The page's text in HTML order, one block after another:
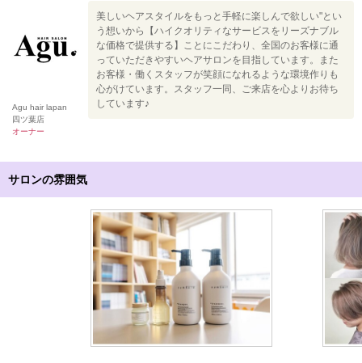
Agu hair lapan
四ツ葉店
オーナー
美しいヘアスタイルをもっと手軽に楽しんで欲しい"とい
う想いから【ハイクオリティなサービスをリーズナブル
な価格で提供する】ことにこだわり、全国のお客様に通
っていただきやすいヘアサロンを目指しています。また
お客様・働くスタッフが笑顔になれるような環境作りも
心がけています。スタッフ一同、ご来店を心よりお待ち
しています♪
サロンの雰囲気